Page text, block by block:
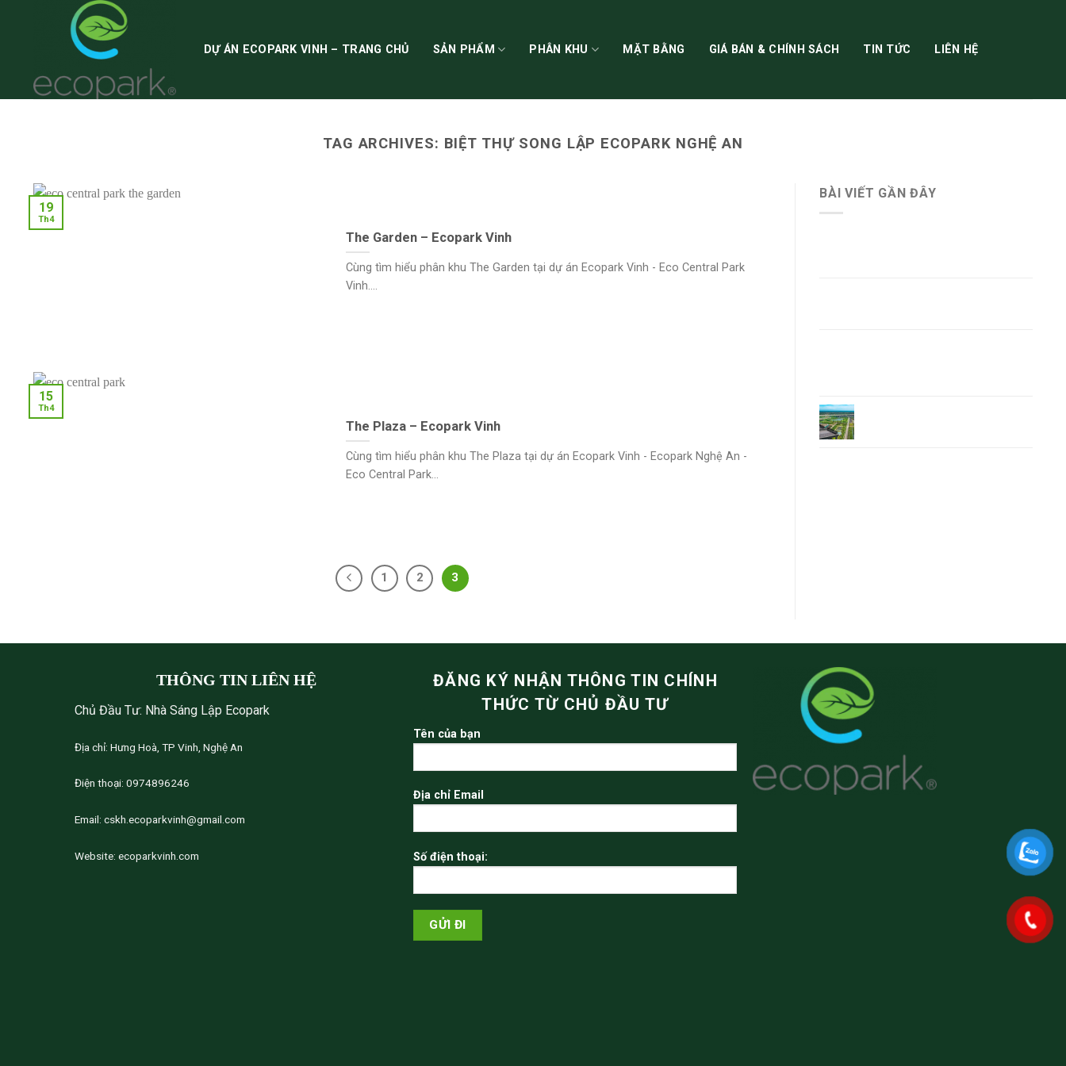
DỰ ÁN ECOPARK VINH – TRANG CHỦ SẢN PHẨM PHÂN KHU MẶT BẰNG GIÁ BÁN & CHÍNH SÁCH TIN TỨC LIÊN HỆ
TAG ARCHIVES: BIỆT THỰ SONG LẬP ECOPARK NGHỆ AN
The Garden – Ecopark Vinh
Cùng tìm hiểu phân khu The Garden tại dự án Ecopark Vinh - Eco Central Park
Vinh....
19
Th4
The Plaza – Ecopark Vinh
Cùng tìm hiểu phân khu The Plaza tại dự án Ecopark Vinh - Ecopark Nghệ An -
Eco Central Park...
15
Th4
1 2 3
BÀI VIẾT GẦN ĐÂY
THÔNG TIN LIÊN HỆ
Chủ Đầu Tư: Nhà Sáng Lập Ecopark
Địa chỉ: Hưng Hoà, TP Vinh, Nghệ An
Điện thoại: 0974896246
Email: cskh.ecoparkvinh@gmail.com
Website: ecoparkvinh.com
ĐĂNG KÝ NHẬN THÔNG TIN CHÍNH
THỨC TỪ CHỦ ĐẦU TƯ
Tên của bạn
Địa chỉ Email
Số điện thoại: